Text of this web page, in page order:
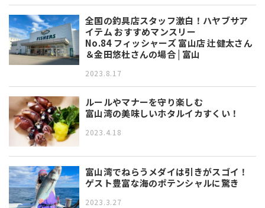
全国の釣具店スタッフ激白！ハヤブサア
イテム おすすめマンスリー
No.84 フィッシャーズ 富山店 辻健太さん
＆金田悠杜さんの場合 | 富山
2023.8.17
ルールやマナーを守り楽しむ
富山湾の美味しいホタルイカすくい！
2023.4.18
富山湾でねらうメダイは引きがスゴイ！
ゲスト豊富な海のポテンシャルに驚き
2023.3.27